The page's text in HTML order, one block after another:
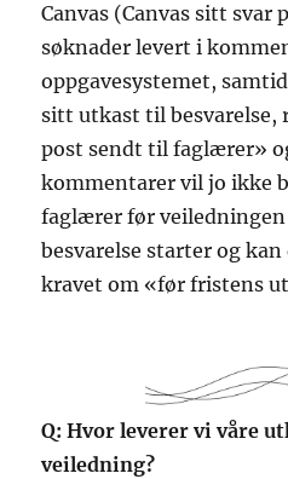
Canvas (Canvas sitt svar
søknader levert i
oppgavesystemet,
sitt utkast til besvarelse,
post sendt til faglærer»
kommentarer vil jo ikke
faglærer før veiledningen
besvarelse starter og
kravet om «før fristens
Q: Hvor leverer vi våre
veiledning?